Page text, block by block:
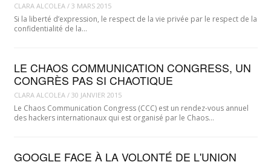
CLARA ALCOLEA/ 3 MARS 2015
Si la liberté d’expression, le respect de la vie privée par le respect de la
confidentialité de la…
LE CHAOS COMMUNICATION CONGRESS, UN
CONGRÈS PAS SI CHAOTIQUE
CLARA ALCOLEA/ 30 JANVIER 2015
Le Chaos Communication Congress (CCC) est un rendez-vous annuel
des hackers internationaux qui est organisé par le Chaos…
GOOGLE FACE À LA VOLONTÉ DE L'UNION